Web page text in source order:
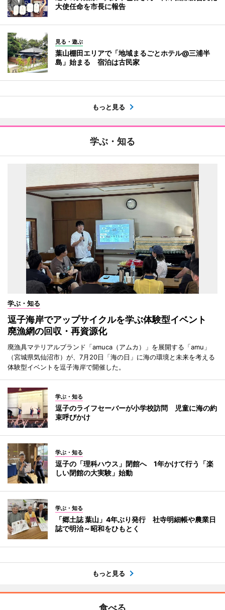
大使任命を市長に報告
見る・遊ぶ
葉山棚田エリアで「地域まるごとホテル@三浦半
島」始まる 宿泊は古民家
もっと見る
学ぶ・知る
学ぶ・知る
逗子海岸でアップサイクルを学ぶ体験型イベント
廃漁網の回収・再資源化
廃漁具マテリアルブランド「amuca（アムカ）」を展開する「amu」
（宮城県気仙沼市）が、7月20日「海の日」に海の環境と未来を考える
体験型イベントを逗子海岸で開催した。
学ぶ・知る
逗子のライフセーバーが小学校訪問 児童に海の約
束呼びかけ
学ぶ・知る
逗子の「理科ハウス」閉館へ 1年かけて行う「楽
しい閉館の大実験」始動
学ぶ・知る
「郷土誌 葉山」4年ぶり発行 社寺明細帳や農業日
誌で明治～昭和をひもとく
もっと見る
食べる